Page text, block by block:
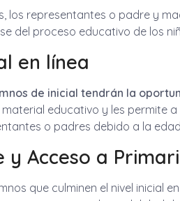
los representantes o padre y
del proceso educativo de los
en línea
de inicial tendrán la
educativo y les permite
o padres debido a la
y Acceso a
que culminen el nivel inicial